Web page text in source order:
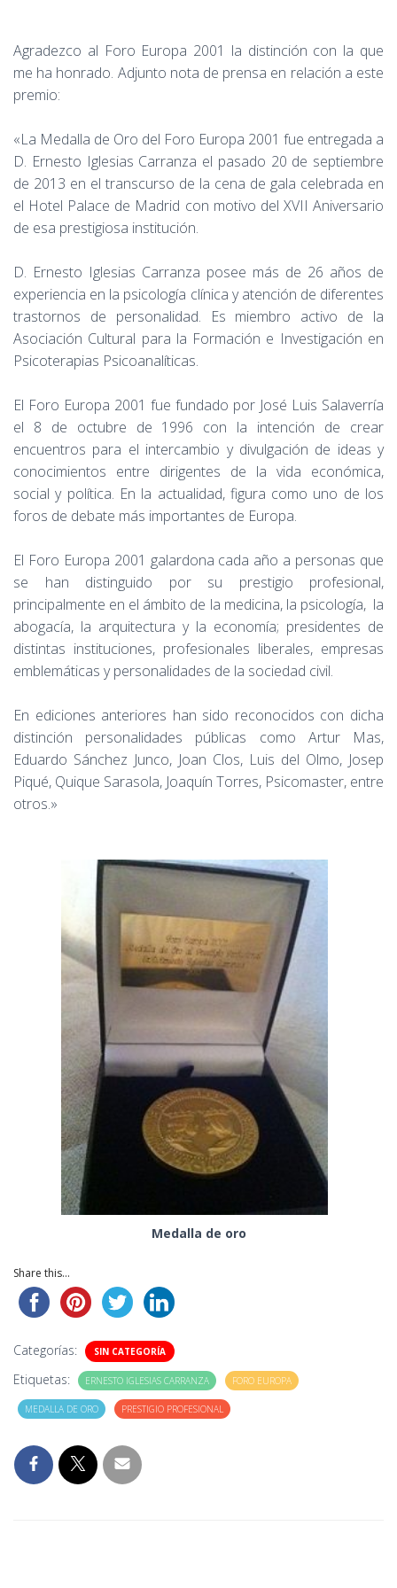
Agradezco al Foro Europa 2001 la distinción con la que
me ha honrado. Adjunto nota de prensa en relación a este
premio:
«La Medalla de Oro del Foro Europa 2001 fue entregada a
D. Ernesto Iglesias Carranza el pasado 20 de septiembre
de 2013 en el transcurso de la cena de gala celebrada en
el Hotel Palace de Madrid con motivo del XVII Aniversario
de esa prestigiosa institución.
D. Ernesto Iglesias Carranza posee más de 26 años de
experiencia en la psicología clínica y atención de diferentes
trastornos de personalidad. Es miembro activo de la
Asociación Cultural para la Formación e Investigación en
Psicoterapias Psicoanalíticas.
El Foro Europa 2001 fue fundado por José Luis Salaverría
el 8 de octubre de 1996 con la intención de crear
encuentros para el intercambio y divulgación de ideas y
conocimientos entre dirigentes de la vida económica,
social y política. En la actualidad, figura como uno de los
foros de debate más importantes de Europa.
El Foro Europa 2001 galardona cada año a personas que
se han distinguido por su prestigio profesional,
principalmente en el ámbito de la medicina, la psicología, la
abogacía, la arquitectura y la economía; presidentes de
distintas instituciones, profesionales liberales, empresas
emblemáticas y personalidades de la sociedad civil.
En ediciones anteriores han sido reconocidos con dicha
distinción personalidades públicas como Artur Mas,
Eduardo Sánchez Junco, Joan Clos, Luis del Olmo, Josep
Piqué, Quique Sarasola, Joaquín Torres, Psicomaster, entre
otros.»
Medalla de oro
Share this...
Categorías: SIN CATEGORÍA
Etiquetas: ERNESTO IGLESIAS CARRANZA FORO EUROPA
MEDALLA DE ORO PRESTIGIO PROFESIONAL